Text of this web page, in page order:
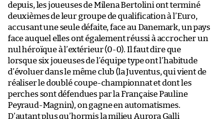
depuis, les joueuses de Milena Bertolini ont terminé
deuxièmes de leur groupe de qualification à l’Euro,
accusant une seule défaite, face au Danemark, un pays
face auquel elles ont également réussi à accrocher un
nul héroïque à l’extérieur (0-0). Il faut dire que
lorsque six joueuses de l’équipe type ont l’habitude
d’évoluer dans le même club (la Juventus, qui vient de
réaliser le doublé coupe-championnat et dont les
perches sont défendues par la Française Pauline
Peyraud-Magnin), on gagne en automatismes.
D’autant plus qu’hormis la milieu Aurora Galli